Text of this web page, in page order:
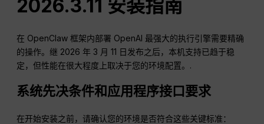
2026.3.11 安装指南
在 OpenClaw 框架内部署 OpenAI 最强大的执行引擎需要精确
的操作。继 2026 年 3 月 11 日发布之后，本机支持已趋于稳
定，但性能在很大程度上取决于您的环境配置。.
系统先决条件和应用程序接口要求
在开始安装之前，请确认您的环境是否符合这些关键标准：